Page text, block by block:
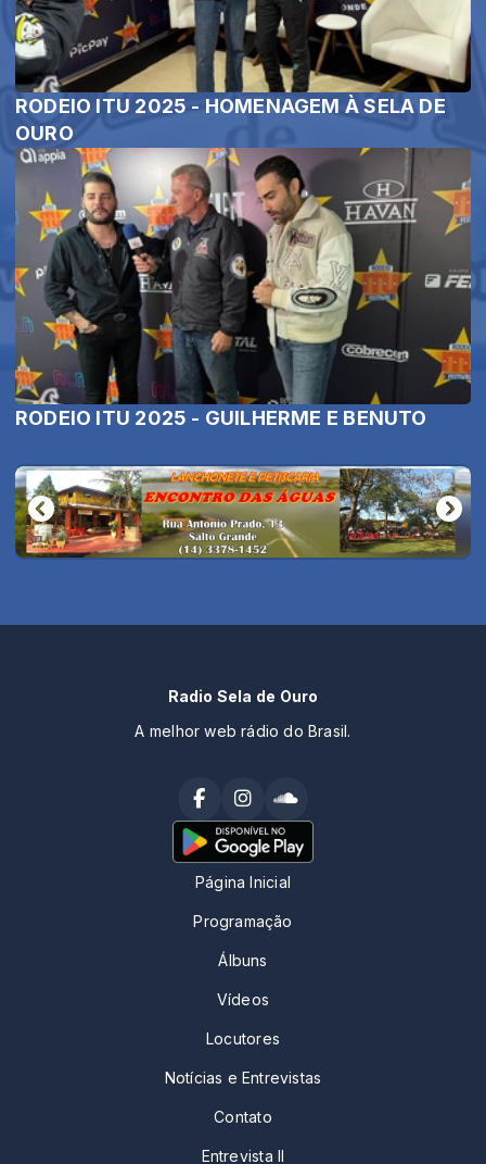
RODEIO ITU 2025 - HOMENAGEM À SELA DE
OURO
RODEIO ITU 2025 - GUILHERME E BENUTO
Radio Sela de Ouro
A melhor web rádio do Brasil.
Página Inicial
Programação
Álbuns
Vídeos
Locutores
Notícias e Entrevistas
Contato
Entrevista II